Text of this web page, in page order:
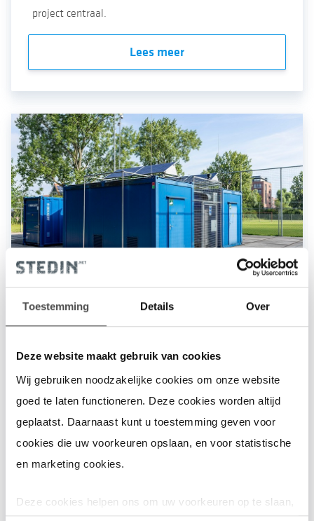
Toestemming Details Over
Deze website maakt gebruik van cookies
Wij gebruiken noodzakelijke cookies om onze website
goed te laten functioneren. Deze cookies worden altijd
geplaatst. Daarnaast kunt u toestemming geven voor
cookies die uw voorkeuren opslaan, en voor statistische
en marketing cookies.
Deze cookies helpen ons om uw voorkeuren op te slaan,
project centraal.
Lees meer
Elektriciteit omzetten in waterstof. We zijn de eerste
partij in Nederland die deze techniek in een proeftuin
toepast. Tussen 2018 en 2023 demonstreren we de
inzet van waterstof voor de verwarming van
bestaande gebouwde omgeving. In Rozenburg zijn
twee waterstofketels geïnstalleerd en